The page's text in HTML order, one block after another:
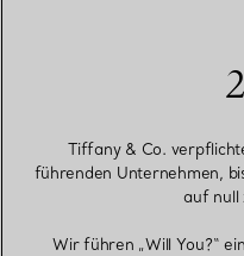
Tiffany & Co.
führenden Unternehmen,
auf null
Wir führen „Will You?“